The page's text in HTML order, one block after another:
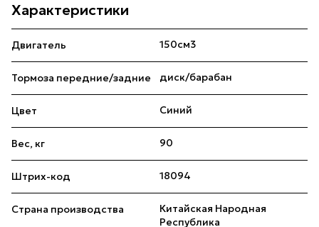
Характеристики
Двигатель 150см3
Тормоза передние/задние диск/барабан
Цвет Синий
Вес, кг 90
Штрих-код 18094
Страна производства
Китайская Народная
Республика